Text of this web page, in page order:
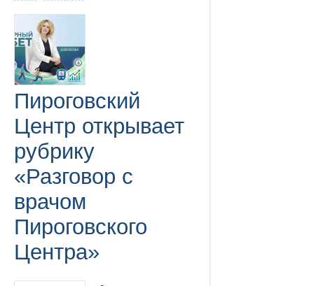
Пироговский
Центр открывает
рубрику
«Разговор с
врачом
Пироговского
Центра»